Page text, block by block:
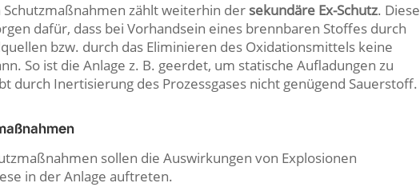
zählt weiterhin der sekundäre Ex-Schutz. Diese
dafür, dass bei Vorhandsein eines brennbaren Stoffes durch
bzw. durch das Eliminieren des Oxidationsmittels keine
So ist die Anlage z. B. geerdet, um statische Aufladungen zu
durch Inertisierung des Prozessgases nicht genügend Sauerstoff.
sollen die Auswirkungen von Explosionen
in der Anlage auftreten.